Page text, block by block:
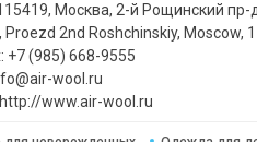
Москва, 2-й Рощинский пр-
Proezd 2nd Roshchinskiy, Moscow,
+7 (985) 668-9555
wool.ru
www.air-wool.ru